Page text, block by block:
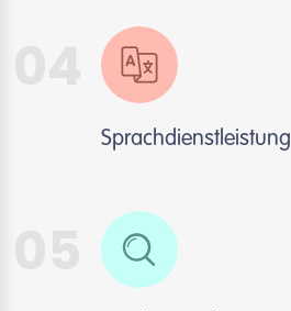
Sprachdienstleistung